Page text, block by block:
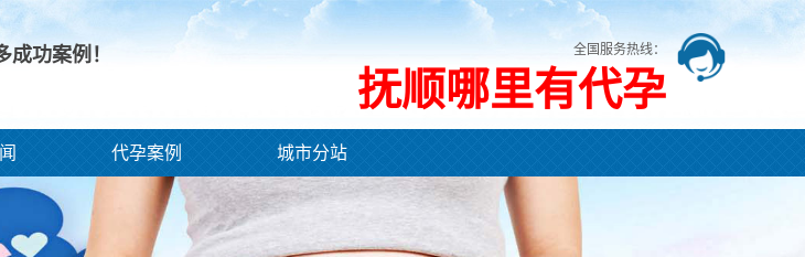
成功案例！ 全国服务热线：
抚顺哪里有代孕
代孕案例 城市分站